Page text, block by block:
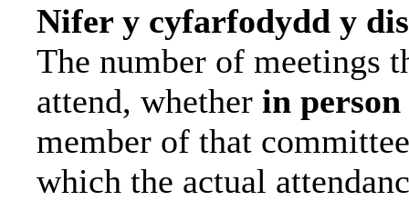
Nifer y cyfarfodydd y
The number of meetings
attend, whether in person
member of that
which the actual